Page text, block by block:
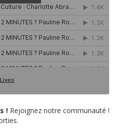
! Rejoignez notre communauté !